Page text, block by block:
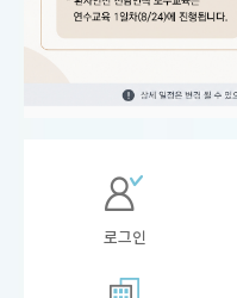
로그인